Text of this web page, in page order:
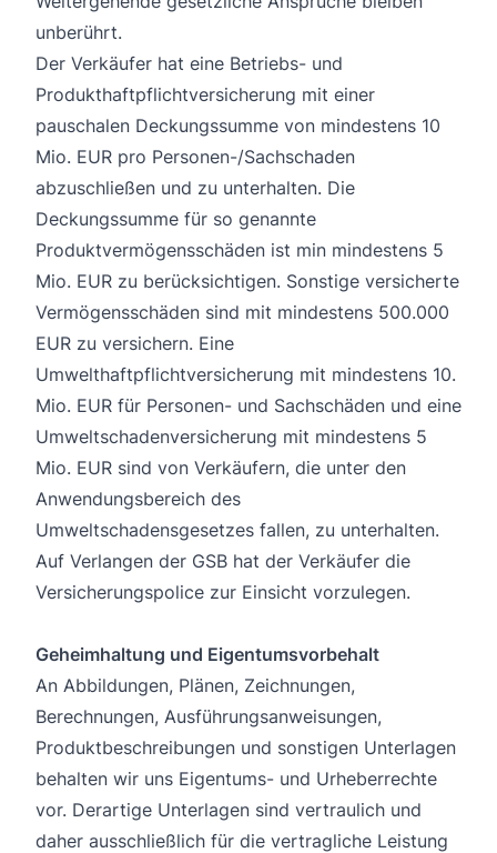
unberührt.
Der Verkäufer hat eine Betriebs- und
Produkthaftpflichtversicherung mit einer
pauschalen Deckungssumme von mindestens 10
Mio. EUR pro Personen-/Sachschaden
abzuschließen und zu unterhalten. Die
Deckungssumme für so genannte
Produktvermögensschäden ist min mindestens 5
Mio. EUR zu berücksichtigen. Sonstige versicherte
Vermögensschäden sind mit mindestens 500.000
EUR zu versichern. Eine
Umwelthaftpflichtversicherung mit mindestens 10.
Mio. EUR für Personen- und Sachschäden und eine
Umweltschadenversicherung mit mindestens 5
Mio. EUR sind von Verkäufern, die unter den
Anwendungsbereich des
Umweltschadensgesetzes fallen, zu unterhalten.
Auf Verlangen der GSB hat der Verkäufer die
Versicherungspolice zur Einsicht vorzulegen.
Geheimhaltung und Eigentumsvorbehalt
An Abbildungen, Plänen, Zeichnungen,
Berechnungen, Ausführungsanweisungen,
Produktbeschreibungen und sonstigen Unterlagen
behalten wir uns Eigentums- und Urheberrechte
vor. Derartige Unterlagen sind vertraulich und
daher ausschließlich für die vertragliche Leistung